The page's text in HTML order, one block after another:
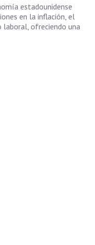
estadounidense
en la inflación, el
laboral, ofreciendo una